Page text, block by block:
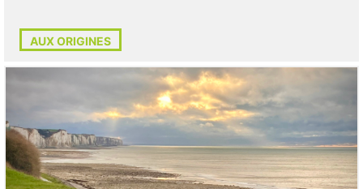
AUX ORIGINES
LIRE L'ARTICLE